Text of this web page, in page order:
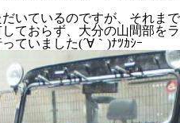
いているのですが、それまで
ておらず、大分の山間部をラ
ていました(´∀｀)ﾅﾂｶｼｰ